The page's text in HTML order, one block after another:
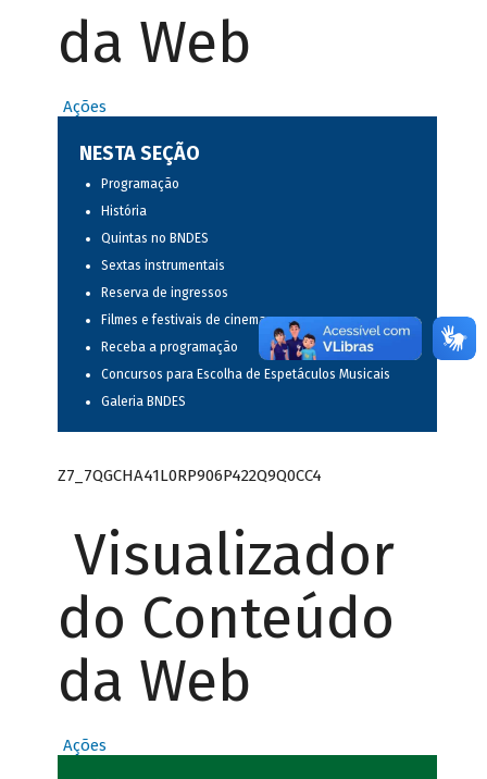
da Web
Ações
NESTA SEÇÃO
Programação
História
Quintas no BNDES
Sextas instrumentais
Reserva de ingressos
Filmes e festivais de cinema
Receba a programação
Concursos para Escolha de Espetáculos Musicais
Galeria BNDES
Z7_7QGCHA41L0RP906P422Q9Q0CC4
Visualizador
do Conteúdo
da Web
Ações